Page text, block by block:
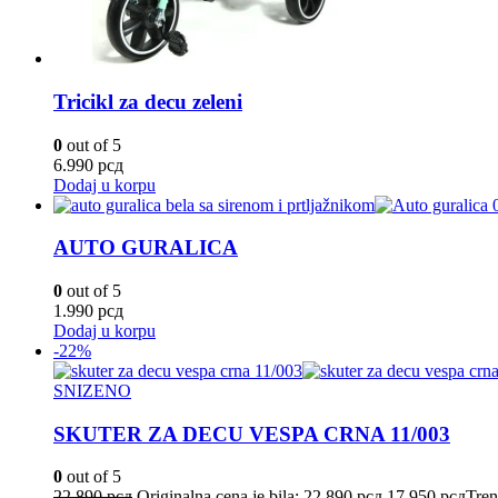
Tricikl za decu zeleni
0 out of 5
6.990 рсд
Dodaj u korpu
AUTO GURALICA
0 out of 5
1.990 рсд
Dodaj u korpu
-22%
SNIZENO
SKUTER ZA DECU VESPA CRNA 11/003
0 out of 5